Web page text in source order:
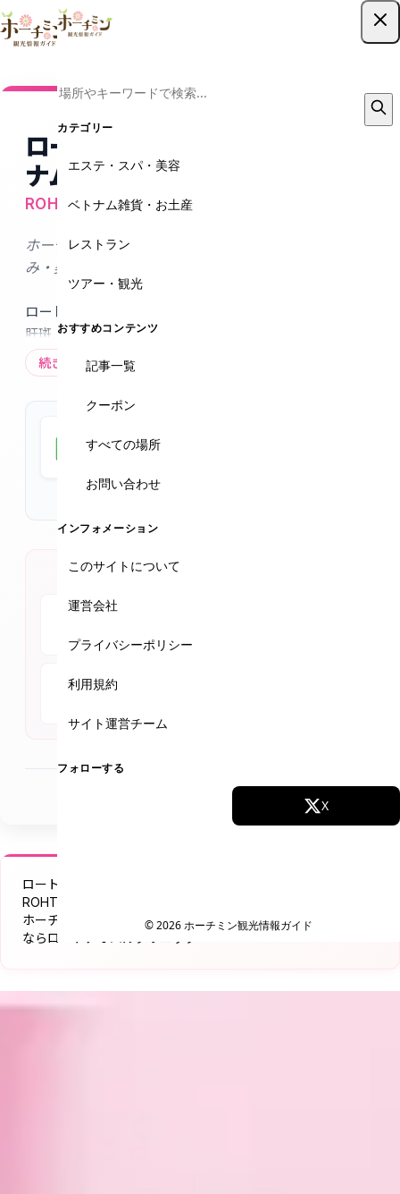
カテゴリー
エステ・スパ・美容
ベトナム雑貨・お土産
レストラン
ツアー・観光
おすすめコンテンツ
記事一覧
クーポン
すべての場所
お問い合わせ
インフォメーション
このサイトについて
運営会社
プライバシーポリシー
利用規約
サイト運営チーム
フォローする
X
© 2026 ホーチミン観光情報ガイド
ロートアオハルクリニック ベト
ナム
ROHTO AOHAL CLINIC
ホーチミンで受ける日本基準の美肌ケア｜シミ・たる
み・美白ならロートアオハルクリニック
ロート製薬グループのROHTO AOHAL CLINICは、シミ・
肝斑・たるみ・美白・毛穴などを日本基準の技術でケア
する美容皮膚クリニック。製薬会社ならではの研究と独
自技術で最新機器や美容注射などがこのホーチミンで安
心して受けられる。VISIA診断（無料）を行い、フォトナ
ダウンタイム少なく理想の肌へ。プロファイロやピコシ
めも販売。
【休業のお知らせ】 2月15日（日）～ 2月21日（土） 誠
に勝手ながら、上記期間は休業させていただきます。
続きを読む
Google Maps
公式SNSアカウント
Instagram
ロートアオハルクリニック ベトナム
ROHTO AOHAL CLINIC
ホーチミンで受ける日本基準の美肌ケア｜シミ・たるみ・美白
ならロートアオハルクリニック